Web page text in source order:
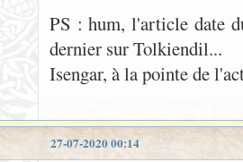
PS : hum, l'article date
dernier sur Tolkiendil...
Isengar, à la pointe de
27-07-2020 00:14